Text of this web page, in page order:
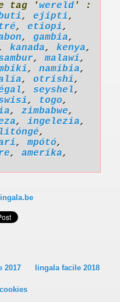
tag 'wereld ' :
, ejipti,
, etiopi,
, gambia,
kanada, kenya,
,malawi,
, namibia,
, otrishi,
, seyshel,
, togo,
, zimbabwe,
, ingelezia,
litóngé,
,mpótó,
, ameríka,
2017 lingala facile 2018